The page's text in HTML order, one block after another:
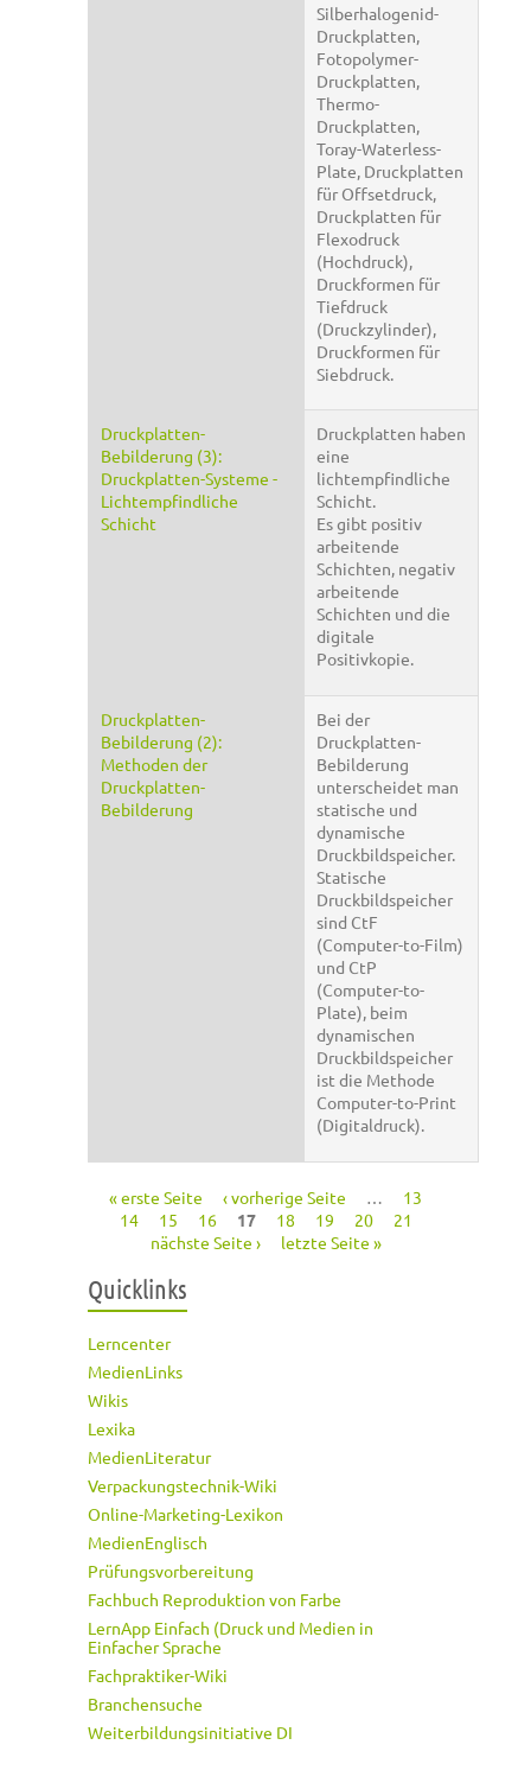
Silberhalogenid-
Druckplatten,
Fotopolymer-
Druckplatten,
Thermo-
Druckplatten,
Toray-Waterless-
Plate, Druckplatten
für Offsetdruck,
Druckplatten für
Flexodruck
(Hochdruck),
Druckformen für
Tiefdruck
(Druckzylinder),
Druckformen für
Siebdruck.
Druckplatten-
Bebilderung (3):
Druckplatten-Systeme -
Lichtempfindliche
Schicht
Druckplatten haben
eine
lichtempfindliche
Schicht.
Es gibt positiv
arbeitende
Schichten, negativ
arbeitende
Schichten und die
digitale
Positivkopie.
Druckplatten-
Bebilderung (2):
Methoden der
Druckplatten-
Bebilderung
Bei der
Druckplatten-
Bebilderung
unterscheidet man
statische und
dynamische
Druckbildspeicher.
Statische
Druckbildspeicher
sind CtF
(Computer-to-Film)
und CtP
(Computer-to-
Plate), beim
dynamischen
Druckbildspeicher
ist die Methode
Computer-to-Print
(Digitaldruck).
Seiten
« erste Seite ‹ vorherige Seite …
13
14
15 16 17 18 19 20
21
nächste Seite ›
letzte Seite »
Quicklinks
Lerncenter
MedienLinks
Wikis
Lexika
MedienLiteratur
Verpackungstechnik-Wiki
Online-Marketing-Lexikon
MedienEnglisch
Prüfungsvorbereitung
Fachbuch Reproduktion von Farbe
LernApp Einfach (Druck und Medien in
Einfacher Sprache
Fachpraktiker-Wiki
Branchensuche
Weiterbildungsinitiative DI